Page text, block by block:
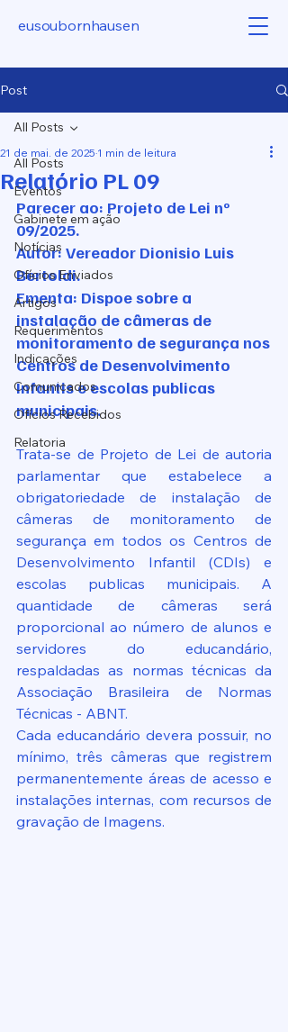
eusoubornhausen
Post
All Posts
Eventos
Gabinete em ação
Notícias
Ofícios Enviados
Artigos
Requerimentos
Indicações
Comunicados
Ofícios Recebidos
Relatoria
All Posts
Relatório PL 09
21 de mai. de 2025 1 min de leitura
Parecer ao: Projeto de Lei nº
09/2025.
Autor: Vereador Dionisio Luis
Bertoldi.
Ementa: Dispoe sobre a
instalação de câmeras de
monitoramento de segurança nos
Centros de Desenvolvimento
Infantis e escolas publicas
municipais.
Trata-se de Projeto de Lei de autoria
parlamentar que estabelece a
obrigatoriedade de instalação de
câmeras de monitoramento de
segurança em todos os Centros de
Desenvolvimento Infantil (CDIs) e
escolas publicas municipais. A
quantidade de câmeras será
proporcional ao número de alunos e
servidores do educandário,
respaldadas as normas técnicas da
Associação Brasileira de Normas
Técnicas - ABNT.
Cada educandário devera possuir, no
mínimo, três câmeras que registrem
permanentemente áreas de acesso e
instalações internas, com recursos de
gravação de Imagens.